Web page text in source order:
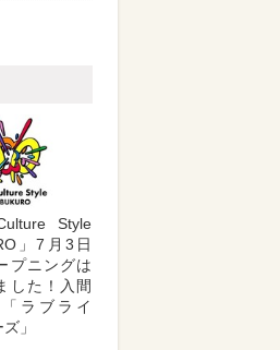
Style
」7月3日
ニングは
した！入間
ラブライ
」